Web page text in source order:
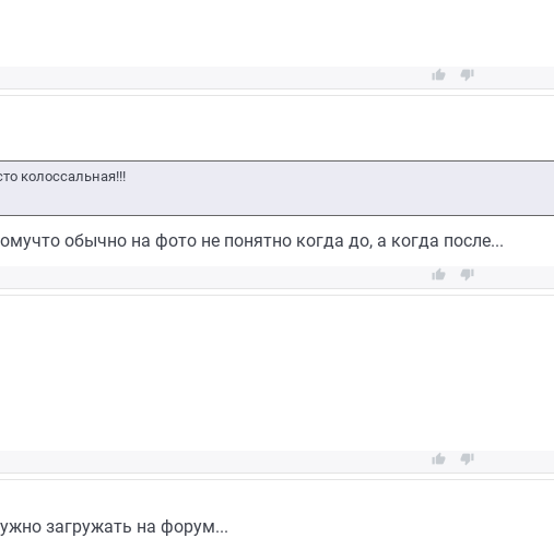
 
колоссальная!!!
обычно на фото не понятно когда до, а когда после...
 
 
загружать на форум...